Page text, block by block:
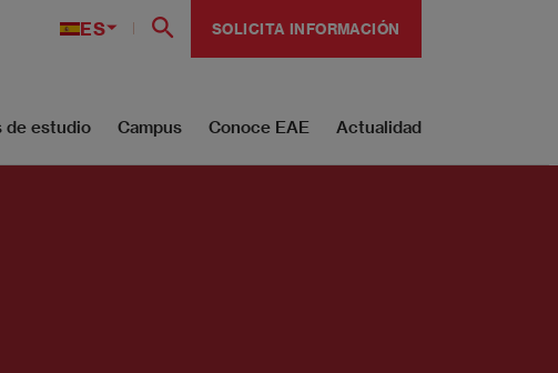
ES SOLICITA INFORMACIÓN
de estudio Campus Conoce EAE Actualidad